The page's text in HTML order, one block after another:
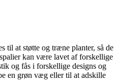
til at støtte og træne planter, så de
kan være lavet af forskellige
og fås i forskellige designs og
en grøn væg eller til at adskille